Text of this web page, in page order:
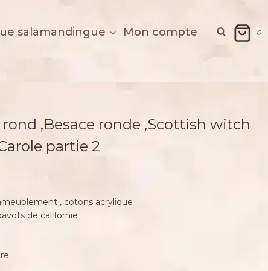
salamandingue Mon compte 0
rond ,Besace ronde ,Scottish witch
partie 2
, cotons acrylique
de californie